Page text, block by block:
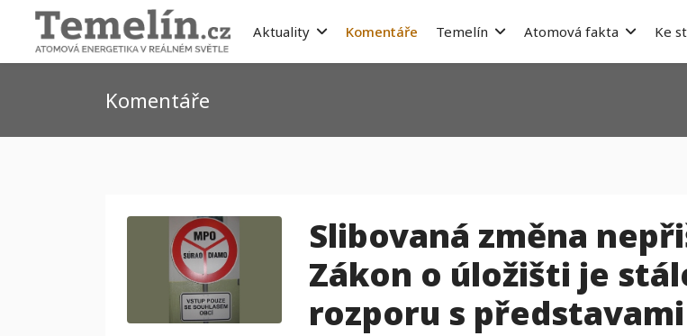
Aktuality Komentáře Temelín Atomová fakta Ke
Komentáře
Slibovaná změna
Zákon o úložišti je
rozporu s